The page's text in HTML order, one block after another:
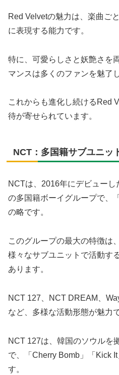
Red Velvetの魅力は、楽曲ご
に表現する能力です。
特に、可愛らしさと妖艶さを
マンスは多くのファンを魅了
これからも進化し続けるRed
待が寄せられています。
NCT：多国籍サブユニッ
NCTは、2016年にデビューし
の多国籍ボーイグループで、
の略です。
このグループの最大の特徴は
様々なサブユニットで活動す
あります。
NCT 127、NCT DREAM、
など、多様な活動形態が魅力で
NCT 127は、韓国のソウルを
で、「Cherry Bomb」「Kick
す。